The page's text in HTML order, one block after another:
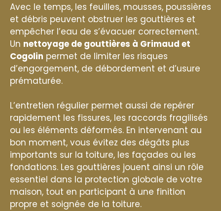
Avec le temps, les feuilles, mousses, poussières
et débris peuvent obstruer les gouttières et
empêcher l’eau de s’évacuer correctement.
Un nettoyage de gouttières à Grimaud et
Cogolin permet de limiter les risques
d’engorgement, de débordement et d’usure
prématurée.
L’entretien régulier permet aussi de repérer
rapidement les fissures, les raccords fragilisés
ou les éléments déformés. En intervenant au
bon moment, vous évitez des dégâts plus
importants sur la toiture, les façades ou les
fondations. Les gouttières jouent ainsi un rôle
essentiel dans la protection globale de votre
maison, tout en participant à une finition
propre et soignée de la toiture.